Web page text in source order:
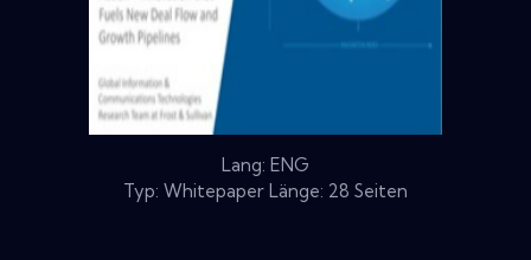
Lang: ENG
Typ: Whitepaper Länge: 28 Seiten